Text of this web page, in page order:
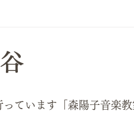
ています「森陽子音楽教